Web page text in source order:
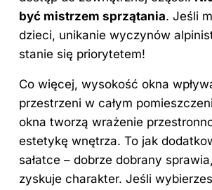
być mistrzem sprzątania. Jeśli
dzieci, unikanie wyczynów
stanie się priorytetem!
Co więcej, wysokość okna
przestrzeni w całym
okna tworzą wrażenie
estetykę wnętrza. To jak
sałatce – dobrze dobrany
zyskuje charakter. Jeśli